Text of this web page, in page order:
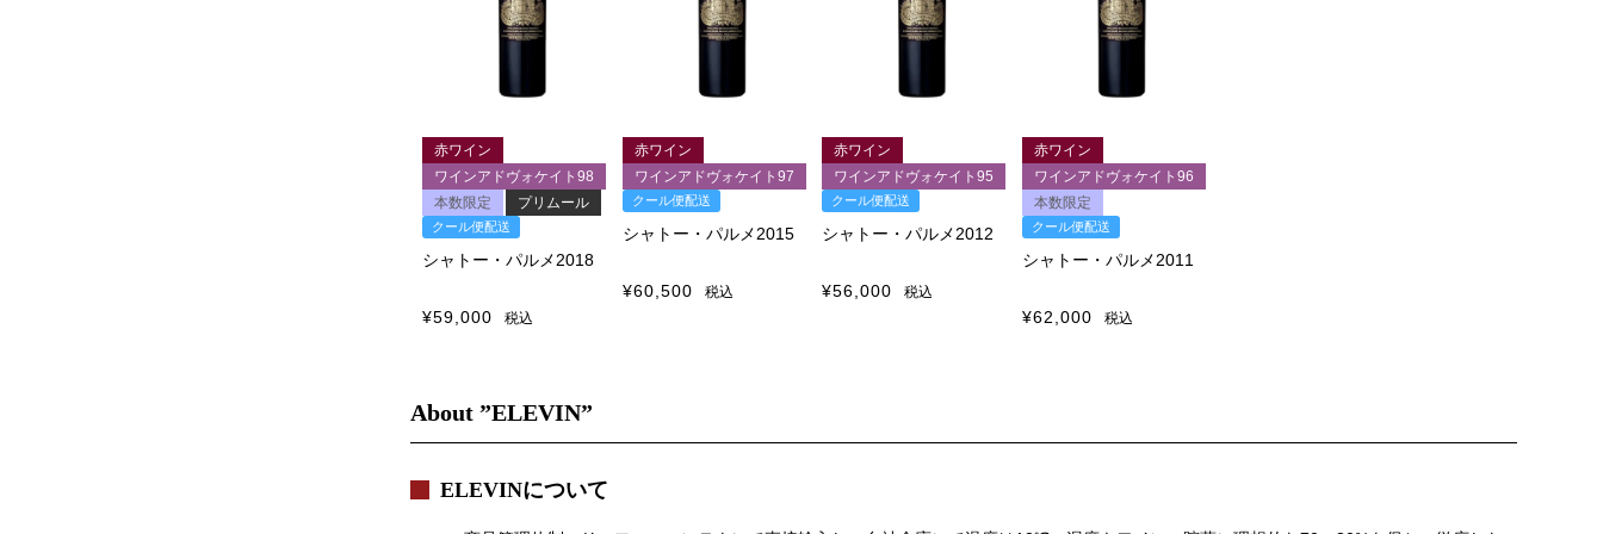
赤ワイン
ワインアドヴォケイト98
本数限定
プリムール
クール便配送
シャトー・パルメ2018
¥59,000 税込
赤ワイン
ワインアドヴォケイト97
クール便配送
シャトー・パルメ2015
¥60,500 税込
赤ワイン
ワインアドヴォケイト95
クール便配送
シャトー・パルメ2012
¥56,000 税込
赤ワイン
ワインアドヴォケイト96
本数限定
クール便配送
シャトー・パルメ2011
¥62,000 税込
About ”ELEVIN”
ELEVINについて